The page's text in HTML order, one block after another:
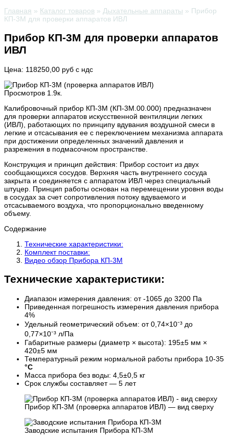
Главная » Каталог товаров » Дыхательные аппараты » Прибор
КП-3М для проверки аппаратов ИВЛ
Прибор КП-3М для проверки аппаратов
ИВЛ
Цена: 118250,00 руб с ндс
Просмотров 1.9к.
Калибровочный прибор КП-3М (КП-3М.00.000) предназначен
для проверки аппаратов искусственной вентиляции легких
(ИВЛ), работающих по принципу вдувания воздушной смеси в
легкие и отсасывания ее с переключением механизма аппарата
при достижении определенных значений давления и
разрежения в подмасочном пространстве.
Конструкция и принцип действия: Прибор состоит из двух
сообщающихся сосудов. Верхняя часть внутреннего сосуда
закрыта и соединяется с аппаратом ИВЛ через специальный
штуцер. Принцип работы основан на перемещении уровня воды
в сосудах за счет сопротивления потоку вдуваемого и
отсасываемого воздуха, что пропорционально введенному
объему.
Содержание
Технические характеристики:
Комплект поставки:
Видео обзор Прибора КП-3М
Технические характеристики:
Диапазон измерения давления: от -1065 до 3200 Па
Приведенная погрешность измерения давления прибора
4%
Удельный геометрический объем: от 0,74×10⁻³ до
0,77×10⁻³ л/Па
Габаритные размеры (диаметр × высота): 195±5 мм ×
420±5 мм
Температурный режим нормальной работы прибора 10-35
°C
Масса прибора без воды: 4,5±0,5 кг
Срок службы составляет — 5 лет
Прибор КП-3М (проверка аппаратов ИВЛ) — вид сверху
Заводские испытания Прибора КП-3М